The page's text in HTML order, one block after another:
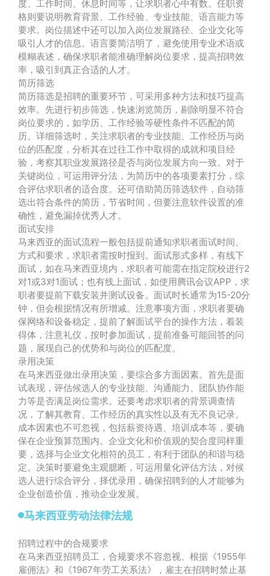
度、工作时间、休息时间等，让求职者心中有数。任职资
格则要说明教育背景、工作经验、专业技能、语言能力等
要求。岗位描述中还可以加入岗位发展路径、企业文化等
吸引人才的信息。语言要简洁明了，避免使用专业术语或
模糊表述，确保求职者能准确理解岗位要求，提高招聘效
率，吸引到真正合适的人才。
简历筛选
简历筛选是招聘的重要环节，可采用多种方法和技巧提高
效率。先进行初步筛选，快速浏览简历，剔除明显不符合
岗位要求的，如学历、工作经验等硬性条件不匹配的简
历。详细筛选时，关注求职者的专业技能、工作经历与岗
位的匹配度，分析其在过往工作中取得的成就和项目经
验，考察其职业发展路径是否与岗位发展方向一致。对于
关键岗位，可运用评分法，为简历中的各项要素打分，综
合评估求职者的适合度。还可借助简历筛选软件，自动筛
选出符合条件的简历，节省时间，但要注意软件设置的准
确性，避免漏掉优秀人才。
面试安排
马来西亚的面试流程一般包括提前通知求职者面试时间、
方式和要求，求职者需按时报到。面试形式多样，有线下
面试，如在马来西亚境内，求职者可能需在指定院校进行2
对1或3对1面试；也有线上面试，如使用腾讯会议APP，求
职者要提前下载安装并测试设备。面试时长通常为15-20分
钟，但会根据情况有所增减。注意事项方面，求职者要确
保网络和设备稳定，提前了解面试平台的操作方法，着装
得体，注意礼仪，按时参加面试，提前准备可能回答的问
题，展现自己的优势和与岗位的匹配度。
录用决策
在马来西亚做出录用决策，要综合多方面因素。首先是面
试表现，评估候选人的专业技能、沟通能力、团队协作能
力等是否满足岗位需求。还要考虑求职者的背景调查情
况，了解其教育、工作经历的真实性以及有无不良记录。
成本因素也不可忽视，包括薪资待遇、培训成本等，要确
保在企业预算范围内。企业文化和价值观的契合度同样重
要，选择与企业文化相符的员工，有利于团队的和谐与稳
定。决策时要避免主观臆断，可运用量化评估方法，对候
选人进行综合评分，择优录用，确保招聘到的人才能够为
企业创造价值，推动企业发展。
马来西亚劳动法律法规
招聘过程中的合规要求
在马来西亚招聘员工，合规要求不容忽视。根据《1955年
雇佣法》和《1967年劳工关系法》，雇主在招聘时禁止基